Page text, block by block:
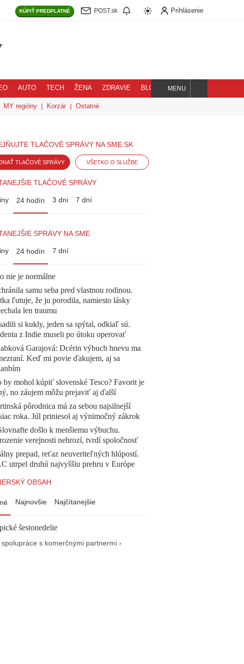
KÚPIŤ PREDPLATNÉ POST.sk Prihlásenie
AUTO TECH ŽENA ZDRAVIE BLOG
Hľadaj
MENU
MY regióny Korzár Ostatné
TLAČOVÉ SPRÁVY NA SME.SK
TLAČOVÉ SPRÁVY VŠETKO O SLUŽBE
TLAČOVÉ SPRÁVY
24 hodín 3 dni 7 dní
SPRÁVY NA SME
24 hodín 7 dní
nie je normálne
samu seba pred vlastnou rodinou.
ľutuje, že ju porodila, namiesto lásky
len traumu
si kukly, jeden sa spýtal, odkiaľ sú.
z Indie museli po útoku operovať
Garajová: Dcérin výbuch hnevu ma
Keď mi povie ďakujem, aj sa
by mohol kúpiť slovenské Tesco? Favorit je
no záujem môžu prejaviť aj ďalší
pôrodnica má za sebou najsilnejší
roka. Júl priniesol aj výnimočný zákrok
došlo k menšiemu výbuchu.
verejnosti nehrozí, tvrdí spoločnosť
prepad, reťaz neuveriteľných hlúpostí.
utrpel druhú najvyššiu prehru v Európe
OBSAH
Najnovšie Najčítanejšie
šestonedelie
s komerčnými partnermi ›